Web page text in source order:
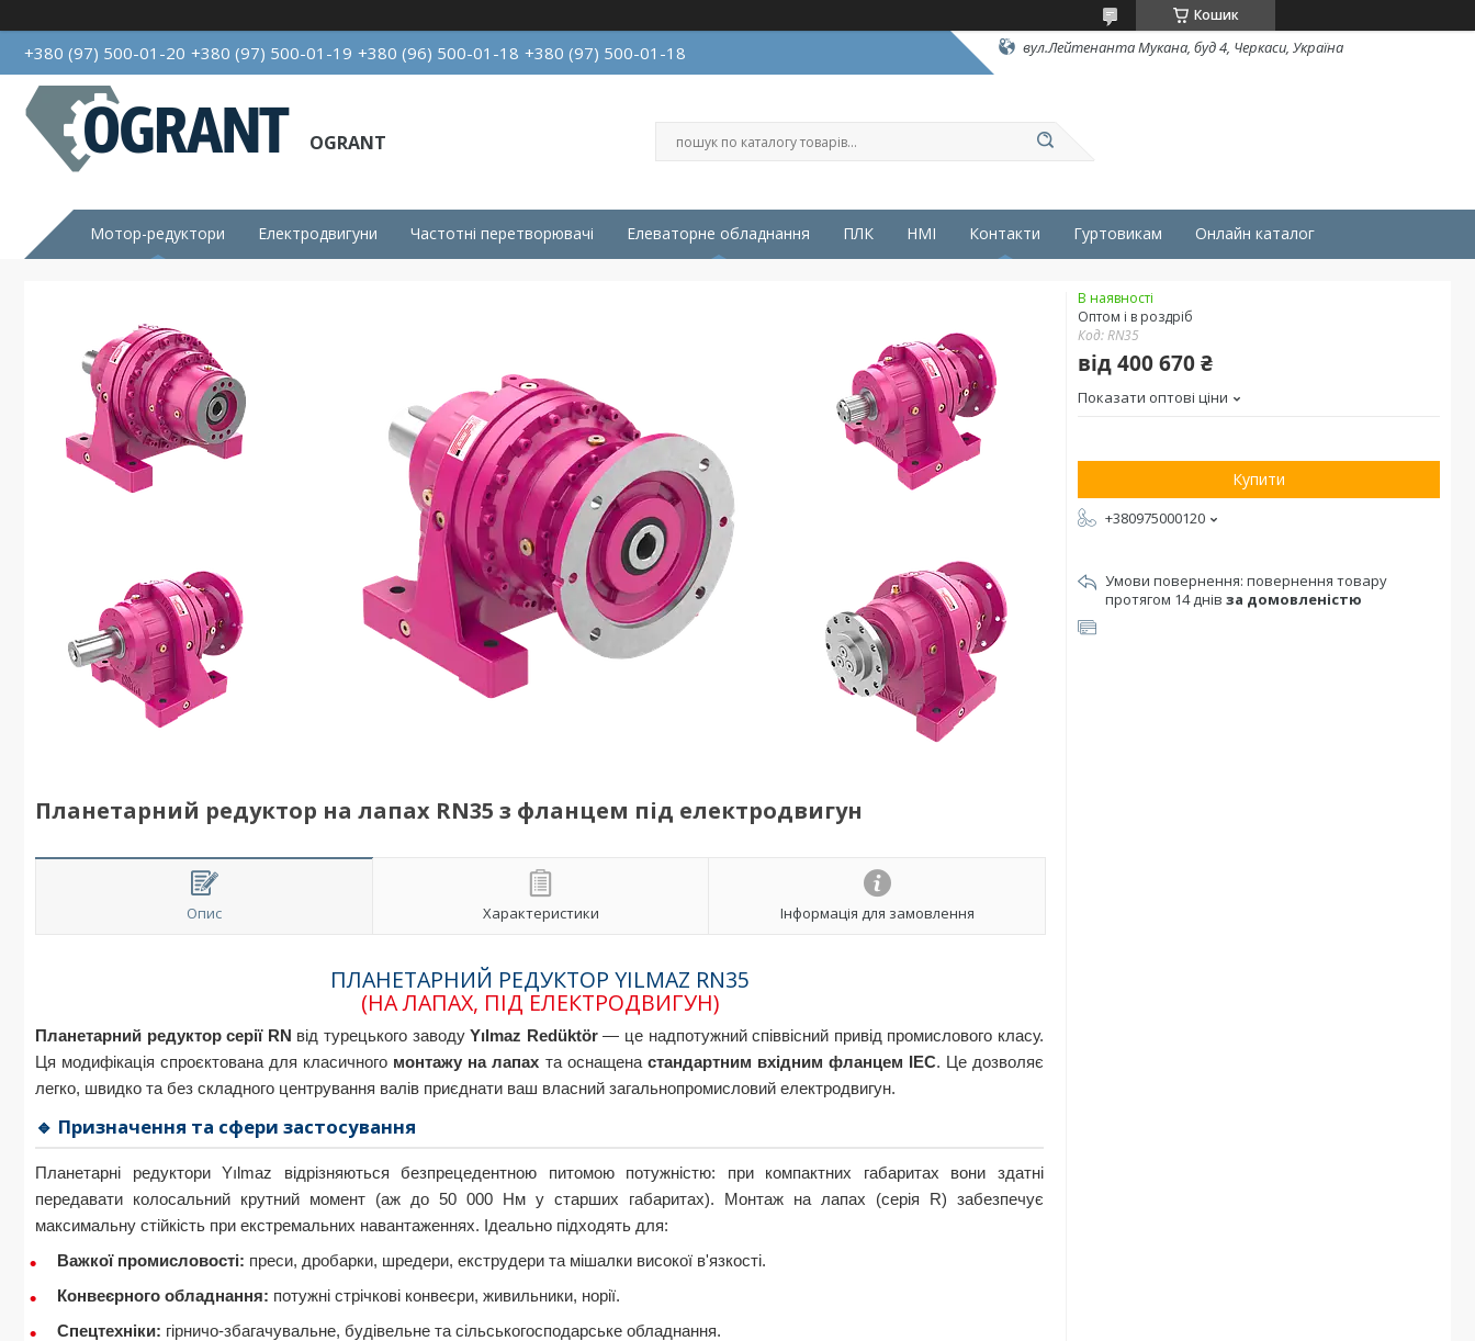
Кошик
+380 (97) 500-01-20 +380 (97) 500-01-19 +380 (96) 500-01-18 +380 (97) 500-01-18 вул.Лейтенанта Мукана, буд 4, Черкаси, Україна
OGRANT
Мотор-редуктори Електродвигуни Частотні перетворювачі Елеваторне обладнання ПЛК HMI Контакти Гуртовикам Онлайн каталог
Планетарний редуктор на лапах RN35 з фланцем під електродвигун
Опис Характеристики Інформація для замовлення
ПЛАНЕТАРНИЙ РЕДУКТОР YILMAZ RN35
(НА ЛАПАХ, ПІД ЕЛЕКТРОДВИГУН)
Планетарний редуктор серії RN від турецького заводуYılmaz Redüktör— це надпотужний співвісний привід промислового класу.
Ця модифікація спроєктована для класичного монтажу на лапах та оснащена стандартним вхідним фланцем IEC. Це дозволяє
легко, швидко та без складного центрування валів приєднати ваш власний загальнопромисловий електродвигун.
🔹 Призначення та сфери застосування
Планетарні редуктори Yılmaz відрізняються безпрецедентною питомою потужністю: при компактних габаритах вони здатні
передавати колосальний крутний момент (аж до 50 000 Нм у старших габаритах). Монтаж на лапах (серія R) забезпечує
максимальну стійкість при екстремальних навантаженнях. Ідеально підходять для:
Важкої промисловості: преси, дробарки, шредери, екструдери та мішалки високої в'язкості.
Конвеєрного обладнання: потужні стрічкові конвеєри, живильники, норії.
Спецтехніки: гірничо-збагачувальне, будівельне та сільськогосподарське обладнання.
В наявності
Оптом і в роздріб
Код:RN35
від400 670 ₴
Показати оптові ціни
Купити
+380975000120
повернення товару
протягом 14 днів за домовленістю